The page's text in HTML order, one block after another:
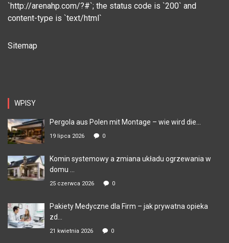
`http://arenahp.com/?#`; the status code is `200` and
content-type is `text/html`
Sitemap
WPISY
Pergola aus Polen mit Montage – wie wird die...
19 lipca 2026 0
Komin systemowy a zmiana układu ogrzewania w
domu ...
25 czerwca 2026 0
Pakiety Medyczne dla Firm – jak prywatna opieka
zd...
21 kwietnia 2026 0